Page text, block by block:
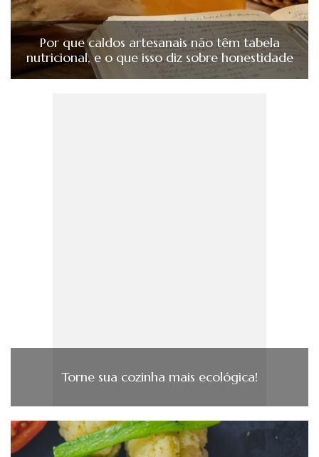
Por que caldos artesanais não têm tabela
nutricional, e o que isso diz sobre honestidade
Torne sua cozinha mais ecológica!